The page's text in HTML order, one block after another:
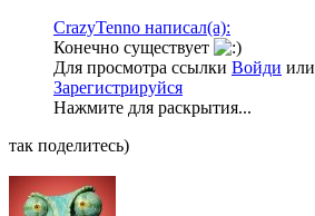
CrazyTenno написал(а):
Конечно существует
Для просмотра ссылки Войди или
Зарегистрируйся
Нажмите для раскрытия...
так поделитесь)